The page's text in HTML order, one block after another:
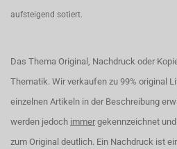
aufsteigend sotiert.
Das Thema Original, Nachdruck oder
Thematik. Wir verkaufen zu 99% original
einzelnen Artikeln in der Beschreibung
werden jedoch immer gekennzeichnet
zum Original deutlich. Ein Nachdruck ist